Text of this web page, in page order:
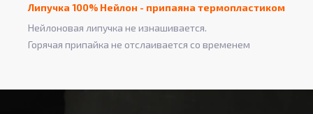
Липучка 100% Нейлон - припаяна термопластиком
Нейлоновая липучка не изнашивается.
Горячая припайка не отслаивается со временем